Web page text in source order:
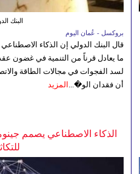
البنك
بروكسل - عُمان اليوم
قال البنك الدولي إن الذكاء
ما يعادل قرناً من التنمية في غضون
لسد الفجوات في مجالات الطاقة
أن فقدان الو�... المزيد
الذكاء الاصطناعي يصمم